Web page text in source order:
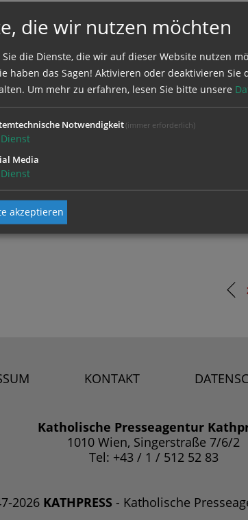
sich mit Ihrem Benutzernamen und
KONTAKT
Katholische Presseagentur
1010 Wien, Singerstraße 7/6/2
Tel: +43 / 1 / 512 52 83
2026 KATHPRESS - Katholische
die wir nutzen möchten
Sie die Dienste, die wir auf dieser Website nutzen
haben das Sagen! Aktivieren oder deaktivieren Sie
Um mehr zu erfahren, lesen Sie bitte unsere
Notwendigkeit (immer erforderlich)
Dienst
Media
Dienst
akzeptieren